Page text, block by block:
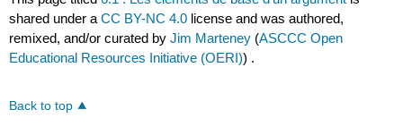
shared under aCC BY-NC 4.0 license and was authored,
remixed, and/or curated byJim Marteney (ASCCC Open
Educational Resources Initiative (OERI)) .
Back to top